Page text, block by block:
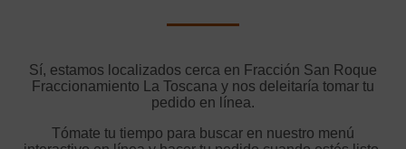
Sí, estamos localizados cerca en Fracción San Roque
Fraccionamiento La Toscana y nos deleitaría tomar tu
pedido en línea.
Tómate tu tiempo para buscar en nuestro menú